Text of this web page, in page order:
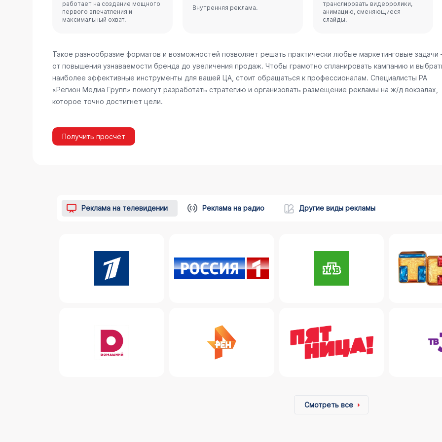
работает на создание мощного
первого впечатления и
максимальный охват.
Внутренняя реклама.
транслировать видеоролики,
анимацию, сменяющиеся
слайды.
Такое разнообразие форматов и возможностей позволяет решать практически любые маркетинговые
от повышения узнаваемости бренда до увеличения продаж. Чтобы грамотно спланировать кампанию и
наиболее эффективные инструменты для вашей ЦА, стоит обращаться к профессионалам. Специалисты РА
«Регион Медиа Групп» помогут разработать стратегию и организовать размещение рекламы на ж/д вокзалах,
которое точно достигнет цели.
Получить просчёт
Реклама на телевидении Реклама на радио Другие виды рекламы
Смотреть все